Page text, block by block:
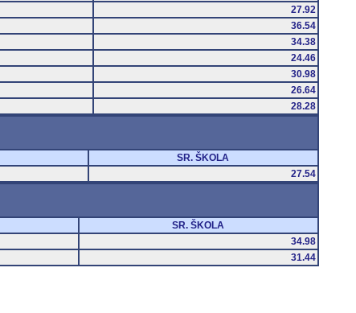
27.92
36.54
34.38
24.46
30.98
26.64
28.28
SR. ŠKOLA
27.54
SR. ŠKOLA
34.98
31.44